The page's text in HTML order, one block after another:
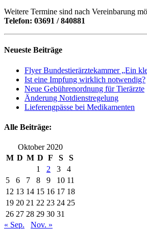
Weitere Termine sind nach Vereinbarung
Telefon: 03691 / 840881
Neueste Beiträge
Flyer Bundestierärztekammer „Ein
Ist eine Impfung wirklich notwendig?
Neue Gebührenordnung für Tierärzte
Änderung Notdienstregelung
Lieferengpässe bei Medikamenten
Alle Beiträge:
Oktober 2020
M D M D F S
S
1
2 3
4
5
6 7 8 9 10 11
12 13 14 15 16 17 18
19 20 21 22 23 24 25
26 27 28 29 30 31
« Sep.
Nov. »